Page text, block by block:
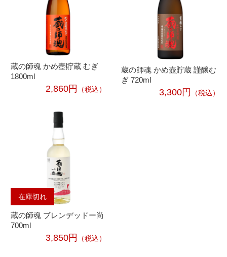
蔵の師魂 かめ壺貯蔵 むぎ
1800ml
2,860円 （税込）
蔵の師魂 かめ壺貯蔵 謹醸む
ぎ 720ml
3,300円 （税込）
在庫切れ
蔵の師魂 ブレンデッドー尚
700ml
3,850円 （税込）